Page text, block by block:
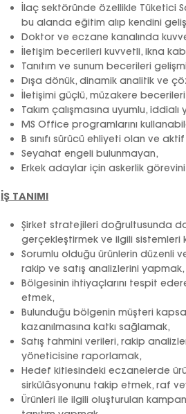
İlaç sektöründe özellikle Tüketici
bu alanda eğitim alıp kendini
Doktor ve eczane kanalında
İletişim becerileri kuvvetli, ikna
Tanıtım ve sunum becerileri
Dışa dönük, dinamik analitik ve
İletişimi güçlü, müzakere becerileri
Takım çalışmasına uyumlu,
MS Office programlarını
B sınıfı sürücü ehliyeti olan ve
Seyahat engeli bulunmayan,
Erkek adaylar için askerlik
İŞ TANIMI
Şirket stratejileri doğrultusunda
gerçekleştirmek ve ilgili
Sorumlu olduğu ürünlerin düzenli
rakip ve satış analizlerini yapmak,
Bölgesinin ihtiyaçlarını tespit
etmek,
Bulunduğu bölgenin müşteri
kazanılmasına katkı sağlamak,
Satış tahmini verileri, rakip
yöneticisine raporlamak,
Hedef kitlesindeki eczanelerde
sirkülâsyonunu takip etmek, raf
Ürünleri ile ilgili oluşturulan